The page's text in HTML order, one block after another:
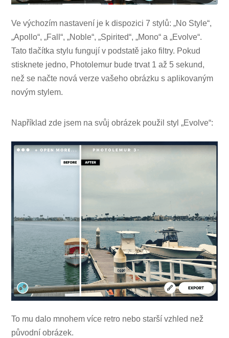
Ve výchozím nastavení je k dispozici 7 stylů: „No Style“,
„Apollo“, „Fall“, „Noble“, „Spirited“, „Mono“ a „Evolve“.
Tato tlačítka stylu fungují v podstatě jako filtry. Pokud
stisknete jedno, Photolemur bude trvat 1 až 5 sekund,
než se načte nová verze vašeho obrázku s aplikovaným
novým stylem.
Například zde jsem na svůj obrázek použil styl „Evolve“:
To mu dalo mnohem více retro nebo starší vzhled než
původní obrázek.